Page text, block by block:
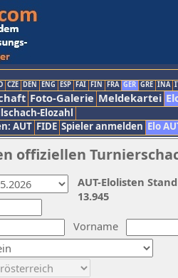
CZE DEN ENG ESP FAI FIN FRA GER GRE INA
Foto-Galerie Meldekartei
Elozahl
AUT FIDE Spieler anmelden Elo
offiziellen
Vorname
AUT-Elolisten
13.945